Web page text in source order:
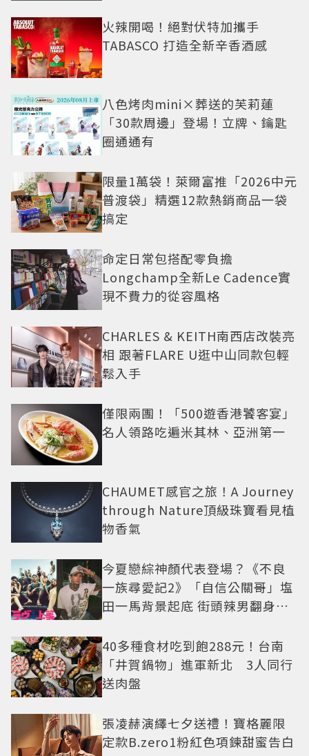
火辣開喝！絕對伏特加攜手
TABASCO 打造全新辛香酒感
八色烤肉mini×葬送的芙莉蓮
「30款周邊」登場！立牌、鑰匙
圈通通有
限量1萬袋！萊爾富推「2026中元
普渡袋」精選12款熱銷商品一袋
搞定
命定日常包搭配零負擔
Longchamp全新Le Cadence實
現不費力的從容風格
CHARLES & KEITH南西店改裝亮
相 跟著FLARE U逛中山同款包輕
鬆入手
僅限兩團！「500遊香港饕客宴」
名人領路吃遍米其林、亞洲第一
CHAUMET感官之旅！A Journey
through Nature頂級珠寶看見植
物香氣
今夏戀綜神顏代表登場？《不良
一族尋愛記2》「自信公關哥」塩
田一馬背景起底 街頭辣男翻身當
40多種食材吃到飽288元！台南
「井賀鍋物」進軍新北 3人同行
送肉盤
張凌赫演繹七夕送禮！寶格麗限
定款B.zero1粉紅色項鍊甜蜜告白